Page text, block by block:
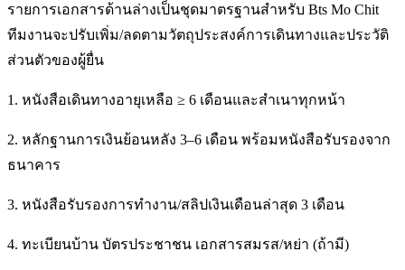
รายการเอกสารด้านล่างเป็นชุดมาตรฐานสำหรับ Bts Mo Chit
ทีมงานจะปรับเพิ่ม/ลดตามวัตถุประสงค์การเดินทางและประวัติ
ส่วนตัวของผู้ยื่น
1. หนังสือเดินทางอายุเหลือ ≥ 6 เดือนและสำเนาทุกหน้า
2. หลักฐานการเงินย้อนหลัง 3–6 เดือน พร้อมหนังสือรับรองจาก
ธนาคาร
3. หนังสือรับรองการทำงาน/สลิปเงินเดือนล่าสุด 3 เดือน
4. ทะเบียนบ้าน บัตรประชาชน เอกสารสมรส/หย่า (ถ้ามี)